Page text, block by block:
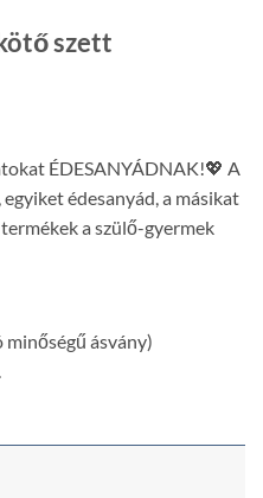
szett
ÉDESANYÁDNAK!💖 A
édesanyád, a másikat
a szülő-gyermek
ásvány)